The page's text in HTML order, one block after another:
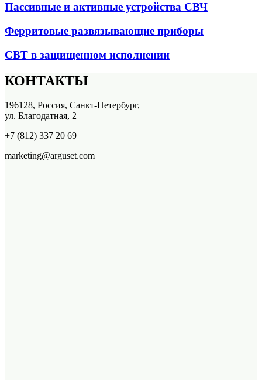
Пассивные и активные устройства СВЧ
Ферритовые развязывающие приборы
СВТ в защищенном исполнении
КОНТАКТЫ
196128, Россия, Санкт-Петербург,
ул. Благодатная, 2
+7 (812) 337 20 69
marketing@arguset.com